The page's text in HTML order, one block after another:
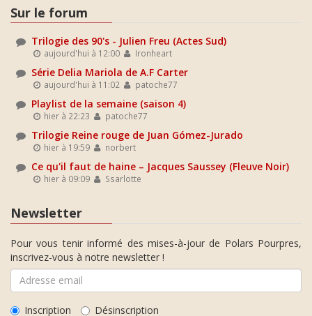
Sur le forum
Trilogie des 90's - Julien Freu (Actes Sud)
aujourd'hui à 12:00 Ironheart
Série Delia Mariola de A.F Carter
aujourd'hui à 11:02 patoche77
Playlist de la semaine (saison 4)
hier à 22:23 patoche77
Trilogie Reine rouge de Juan Gómez-Jurado
hier à 19:59 norbert
Ce qu'il faut de haine – Jacques Saussey (Fleuve Noir)
hier à 09:09 Ssarlotte
Newsletter
Pour vous tenir informé des mises-à-jour de Polars Pourpres,
inscrivez-vous à notre newsletter !
Inscription Désinscription